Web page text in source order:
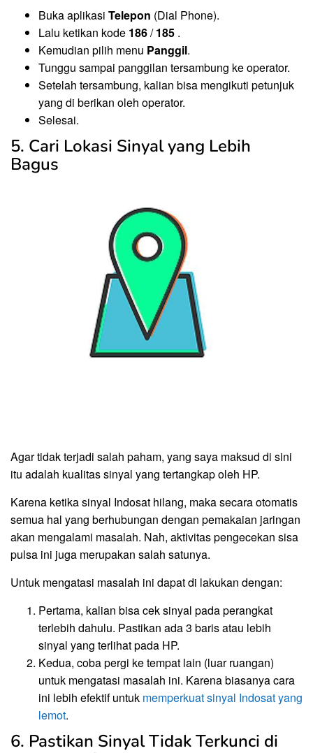
Buka aplikasi Telepon (Dial Phone).
Lalu ketikan kode 186/185 .
Kemudian pilih menu Panggil.
Tunggu sampai panggilan tersambung ke operator.
Setelah tersambung, kalian bisa mengikuti petunjuk
yang di berikan oleh operator.
Selesai.
5. Cari Lokasi Sinyal yang Lebih
Bagus
Agar tidak terjadi salah paham, yang saya maksud di sini
itu adalah kualitas sinyal yang tertangkap oleh HP.
Karena ketika sinyal Indosat hilang, maka secara otomatis
semua hal yang berhubungan dengan pemakaian jaringan
akan mengalami masalah. Nah, aktivitas pengecekan sisa
pulsa ini juga merupakan salah satunya.
Untuk mengatasi masalah ini dapat di lakukan dengan:
Pertama, kalian bisa cek sinyal pada perangkat
terlebih dahulu. Pastikan ada 3 baris atau lebih
sinyal yang terlihat pada HP.
Kedua, coba pergi ke tempat lain (luar ruangan)
untuk mengatasi masalah ini. Karena biasanya cara
ini lebih efektif untuk memperkuat sinyal Indosat yang
lemot.
6. Pastikan Sinyal Tidak Terkunci di